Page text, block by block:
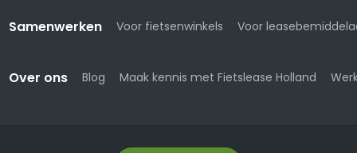
Samenwerken Voor fietsenwinkels Voor
Over ons Blog Maak kennis met Fietslease Holland